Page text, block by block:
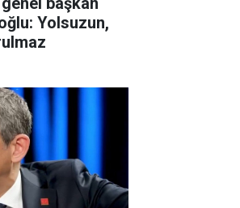
Yolsuzun,